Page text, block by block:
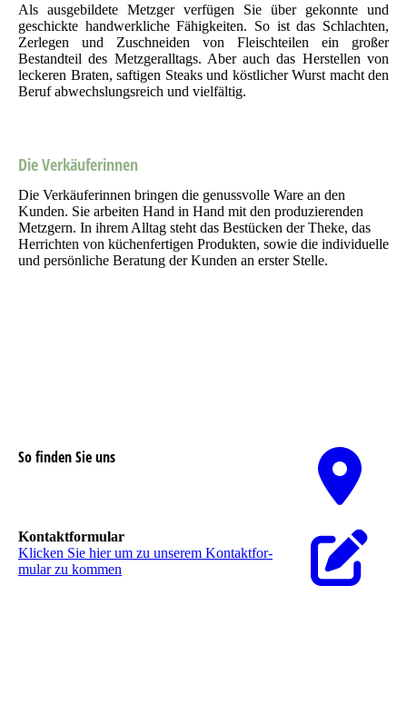
Als ausgebildete Metzger verfügen Sie über gekonnte und
geschickte handwerkliche Fähigkeiten. So ist das Schlachten,
Zerlegen und Zuschneiden von Fleischteilen ein großer
Bestandteil des Metzgeralltags. Aber auch das Herstellen von
leckeren Braten, saftigen Steaks und köstlicher Wurst macht den
Beruf abwechslungsreich und vielfältig.
Die Verkäuferinnen
Die Verkäuferinnen bringen die genussvolle Ware an den
Kunden. Sie arbeiten Hand in Hand mit den produzierenden
Metzgern. In ihrem Alltag steht das Bestücken der Theke, das
Herrichten von küchenfertigen Produkten, sowie die individuelle
und persönliche Beratung der Kunden an erster Stelle.
So finden Sie uns
Kontaktformular
Klicken Sie hier um zu unserem Kon­takt­for­
mu­lar zu kommen